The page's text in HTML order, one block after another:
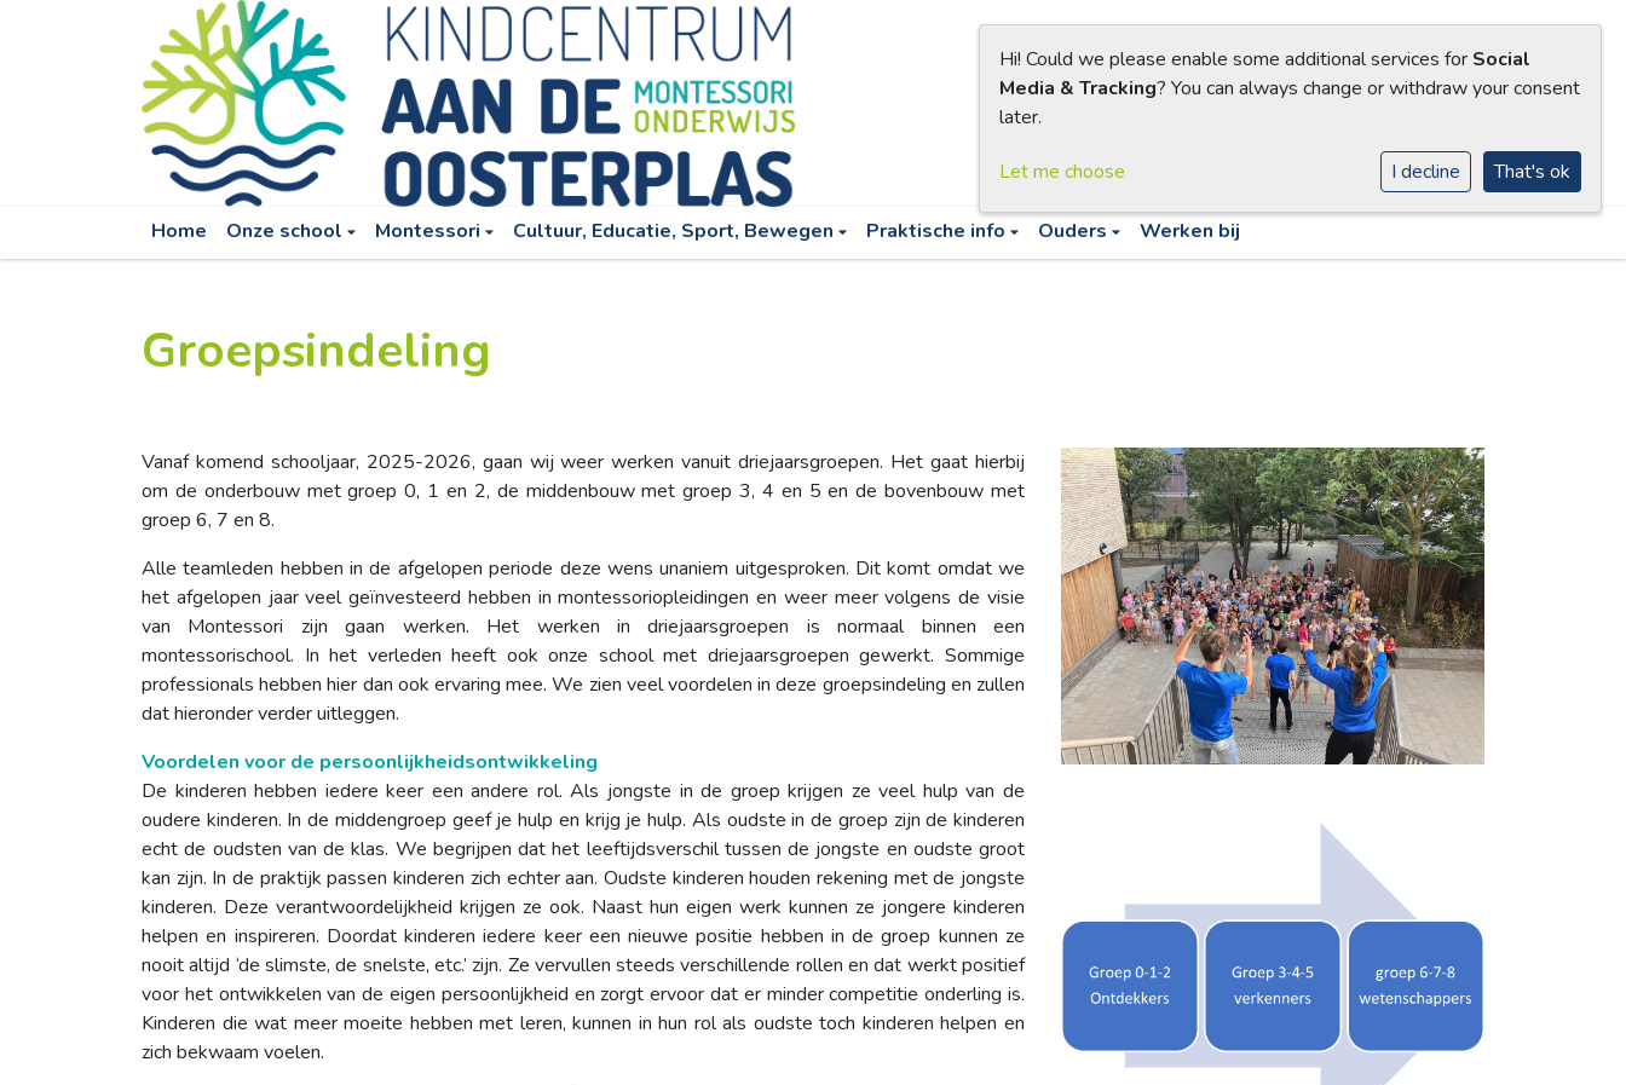
Home Onze school Montessori Cultuur, Educatie, Sport, Bewegen Praktische info Ouders Werken bij
Groepsindeling
Vanaf komend schooljaar, 2025-2026, gaan wij weer werken vanuit driejaarsgroepen. Het gaat hierbij
om de onderbouw met groep 0, 1 en 2, de middenbouw met groep 3, 4 en 5 en de bovenbouw met
groep 6, 7 en 8.
Alle teamleden hebben in de afgelopen periode deze wens unaniem uitgesproken. Dit komt omdat we
het afgelopen jaar veel geïnvesteerd hebben in montessoriopleidingen en weer meer volgens de visie
van Montessori zijn gaan werken. Het werken in driejaarsgroepen is normaal binnen een
montessorischool. In het verleden heeft ook onze school met driejaarsgroepen gewerkt. Sommige
professionals hebben hier dan ook ervaring mee. We zien veel voordelen in deze groepsindeling en zullen
dat hieronder verder uitleggen.
Voordelen voor de persoonlijkheidsontwikkeling
De kinderen hebben iedere keer een andere rol. Als jongste in de groep krijgen ze veel hulp van de
oudere kinderen. In de middengroep geef je hulp en krijg je hulp. Als oudste in de groep zijn de kinderen
echt de oudsten van de klas. We begrijpen dat het leeftijdsverschil tussen de jongste en oudste groot
kan zijn. In de praktijk passen kinderen zich echter aan. Oudste kinderen houden rekening met de jongste
kinderen. Deze verantwoordelijkheid krijgen ze ook. Naast hun eigen werk kunnen ze jongere kinderen
helpen en inspireren. Doordat kinderen iedere keer een nieuwe positie hebben in de groep kunnen ze
nooit altijd ‘de slimste, de snelste, etc.’ zijn. Ze vervullen steeds verschillende rollen en dat werkt positief
voor het ontwikkelen van de eigen persoonlijkheid en zorgt ervoor dat er minder competitie onderling is.
Kinderen die wat meer moeite hebben met leren, kunnen in hun rol als oudste toch kinderen helpen en
zich bekwaam voelen.
Hi! Could we please enable some additional services for Social
Media & Tracking? You can always change or withdraw your consent
later.
Let me choose I decline That's ok